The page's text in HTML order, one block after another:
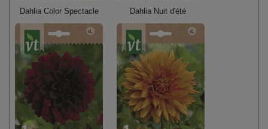
Dahlia Color Spectacle Dahlia Nuit d'été